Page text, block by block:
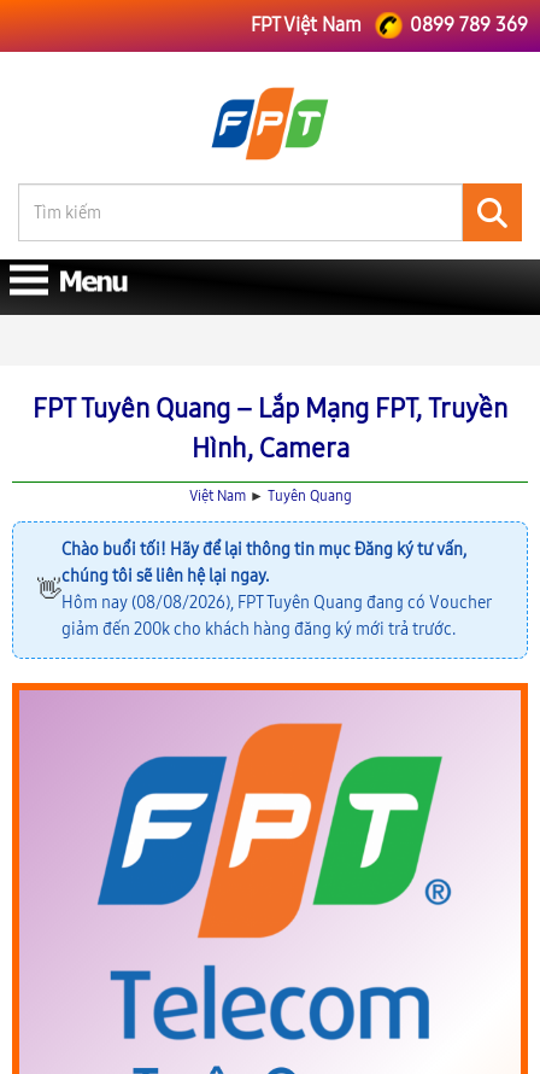
FPT Việt Nam 0899 789 369
FPT Tuyên Quang – Lắp Mạng FPT, Truyền
Hình, Camera
Việt Nam► Tuyên Quang
👋
Chào buổi tối! Hãy để lại thông tin mụcĐăng ký tư vấn,
chúng tôi sẽ liên hệ lại ngay.
Hôm nay (08/08/2026), FPT Tuyên Quang đang có Voucher
giảm đến 200k cho khách hàng đăng ký mới trả trước.